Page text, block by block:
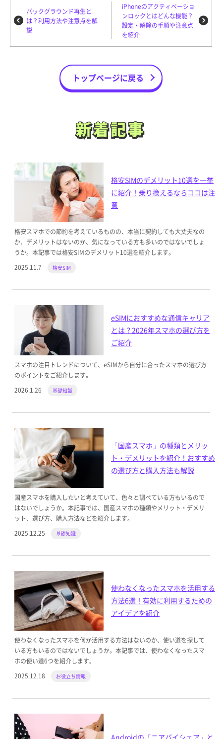
バックグラウンド再生と
は？利用方法や注意点を解
説
iPhoneのアクティベーショ
ンロックとはどんな機能？
設定・解除の手順や注意点
を紹介
トップページに戻る
新着記事
新着記事
格安SIMのデメリット10選を一挙
に紹介！乗り換えるならココは注
意
格安スマホでの節約を考えているものの、本当に契約しても大丈夫なの
か、デメリットはないのか、気になっている方も多いのではないでしょ
うか。本記事では格安SIMのデメリット10選を紹介します。
2025.11.7
格安SIM
eSIMにおすすめな通信キャリア
とは？2026年スマホの選び方を
ご紹介
スマホの注目トレンドについて、eSIMから自分に合ったスマホの選び方
のポイントをご紹介します。
2026.1.26
基礎知識
「国産スマホ」の種類とメリッ
ト・デメリットを紹介！おすすめ
の選び方と購入方法も解説
国産スマホを購入したいと考えていて、色々と調べている方もいるので
はないでしょうか。本記事では、国産スマホの種類やメリット・デメリ
ット、選び方、購入方法などを紹介します。
2025.12.25
基礎知識
使わなくなったスマホを活用する
方法6選！有効に利用するための
アイデアを紹介
使わなくなったスマホを何か活用する方法はないのか、使い道を探して
いる方もいるのではないでしょうか。本記事では、使わなくなったスマ
ホの使い道6つを紹介します。
2025.12.18
お役立ち情報
Androidの「ニアバイシェア」と